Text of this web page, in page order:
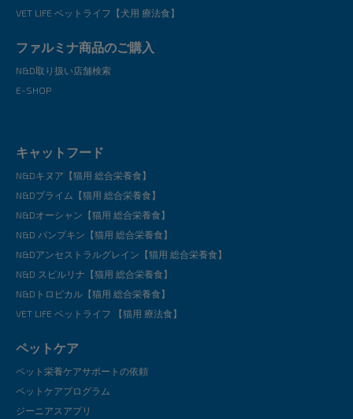
VET LIFE ベットライフ【犬用 療法食】
ファルミナ商品のご購入
N&D取り扱い店舗検索
E-SHOP
キャットフード
N&Dキヌア【猫用 総合栄養食】
N&Dプライム【猫用 総合栄養食】
N&Dオーシャン【猫用 総合栄養食】
N&D パンプキン【猫用 総合栄養食】
N&Dアンセストラルグレイン【猫用 総合栄養食】
N&D スピルリナ【猫用 総合栄養食】
N&Dトロピカル【猫用 総合栄養食】
VET LIFE ベットライフ 【猫用 療法食】
ペットケア
ペット栄養ケアサポートの依頼
ペットケアプログラム
ジーニアスアプリ